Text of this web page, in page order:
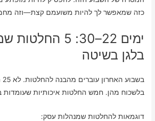
כזה שמאפשר לך להיות משועמם קצת—וזה
ימים 22–30: 5
בלגן בשיטה
בלשכוח מהן. חמש החלטות איכותיות שעומדות
דוגמאות להחלטות שמנהלות עסק: